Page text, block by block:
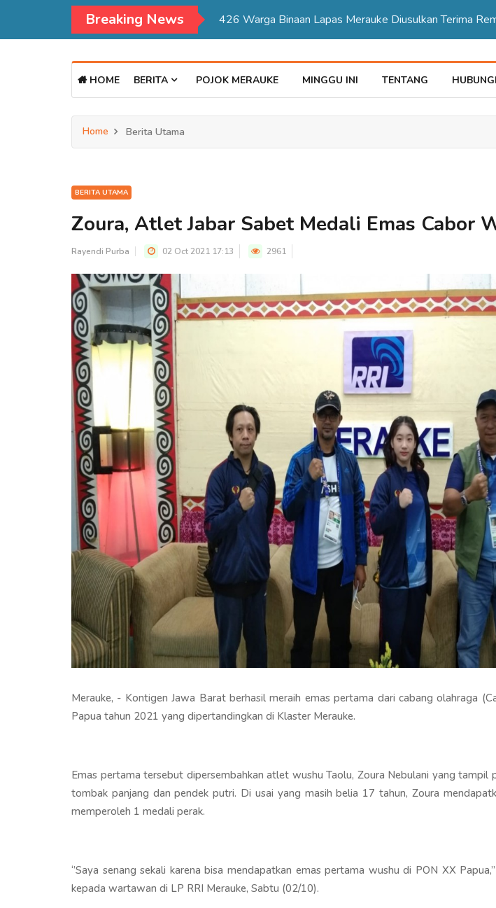
Breaking News Kadisdukcapil Merauke Tegaskan Pelayana KTP Sesuai
HOME BERITA POJOK MERAUKE MINGGU INI TENTANG HUBUNGI
Home Berita Utama
BERITA UTAMA
Zoura, Atlet Jabar Sabet Medali Emas Cabor
Rayendi Purba 02 Oct 2021 17:13 2961
Merauke, - Kontigen Jawa Barat berhasil meraih emas pertama dari cabang olahraga
Papua tahun 2021 yang dipertandingkan di Klaster Merauke.
Emas pertama tersebut dipersembahkan atlet wushu Taolu, Zoura Nebulani yang tampil
tombak panjang dan pendek putri. Di usai yang masih belia 17 tahun, Zoura
memperoleh 1 medali perak.
‘’Saya senang sekali karena bisa mendapatkan emas pertama wushu di PON XX
kepada wartawan di LP RRI Merauke, Sabtu (02/10).